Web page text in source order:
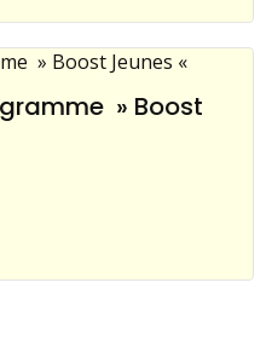
» Boost